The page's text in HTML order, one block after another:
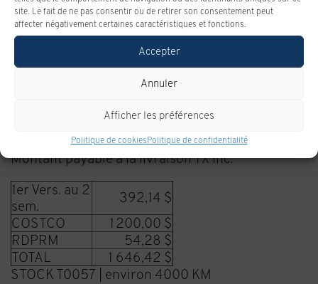
site. Le fait de ne pas consentir ou de retirer son consentement peut
affecter négativement certaines caractéristiques et fonctions.
Accepter
Annuler
Afficher les préférences
Politique de cookiesPolitique de confidentialité
PDSF
56 669 $
RABAIS
2 000 $
2 160 $
1 200 $
6,90%
Montant payable à la livraison TX inc.
1er Vers. au 2
sem.
392,14 $
COSTCO
1 200,00 $
RDPRM
54,28 $
TOTAL
1 646,42 $
STOCK T0057 | environ 4000 KM